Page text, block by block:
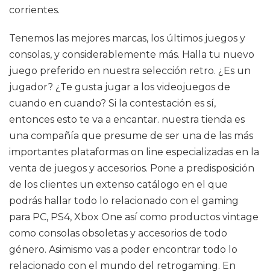
corrientes.
Tenemos las mejores marcas, los últimos juegos y
consolas, y considerablemente más. Halla tu nuevo
juego preferido en nuestra selección retro. ¿Es un
jugador? ¿Te gusta jugar a los videojuegos de
cuando en cuando? Si la contestación es sí,
entonces esto te va a encantar. nuestra tienda es
una compañía que presume de ser una de las más
importantes plataformas on line especializadas en la
venta de juegos y accesorios. Pone a predisposición
de los clientes un extenso catálogo en el que
podrás hallar todo lo relacionado con el gaming
para PC, PS4, Xbox One así como productos vintage
como consolas obsoletas y accesorios de todo
género. Asimismo vas a poder encontrar todo lo
relacionado con el mundo del retrogaming. En